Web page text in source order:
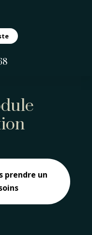
prendre un